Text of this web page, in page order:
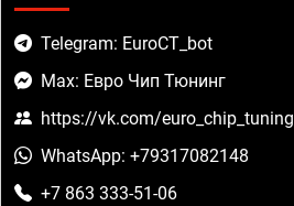
Telegram: EuroCT_bot
Max: Евро Чип Тюнинг
https://vk.com/euro_chip_tuning
WhatsApp: +79317082148
+7 863 333-51-06